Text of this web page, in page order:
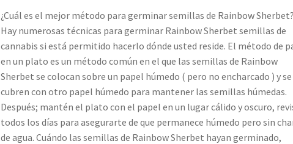
¿Cuál es el mejor método para germinar semillas de Rainbow Sherbet?
Hay numerosas técnicas para germinar Rainbow Sherbet semillas de
cannabis si está permitido hacerlo dónde usted reside. El método de
en un plato es un método común en el que las semillas de Rainbow
Sherbet se colocan sobre un papel húmedo ( pero no encharcado ) y se
cubren con otro papel húmedo para mantener las semillas húmedas.
Después; mantén el plato con el papel en un lugar cálido y oscuro,
todos los días para asegurarte de que permanece húmedo pero sin
de agua. Cuándo las semillas de Rainbow Sherbet hayan germinado,